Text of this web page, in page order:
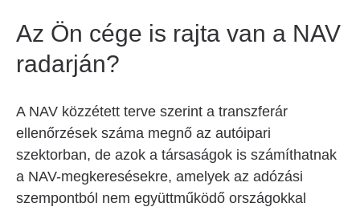
Az Ön cége is rajta van a NAV
radarján?
A NAV közzétett terve szerint a transzferár
ellenőrzések száma megnő az autóipari
szektorban, de azok a társaságok is számíthatnak
a NAV-megkeresésekre, amelyek az adózási
szempontból nem együttműködő országokkal